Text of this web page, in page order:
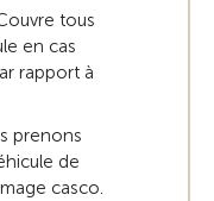
tous
en cas
rapport à
prenons
de
casco.